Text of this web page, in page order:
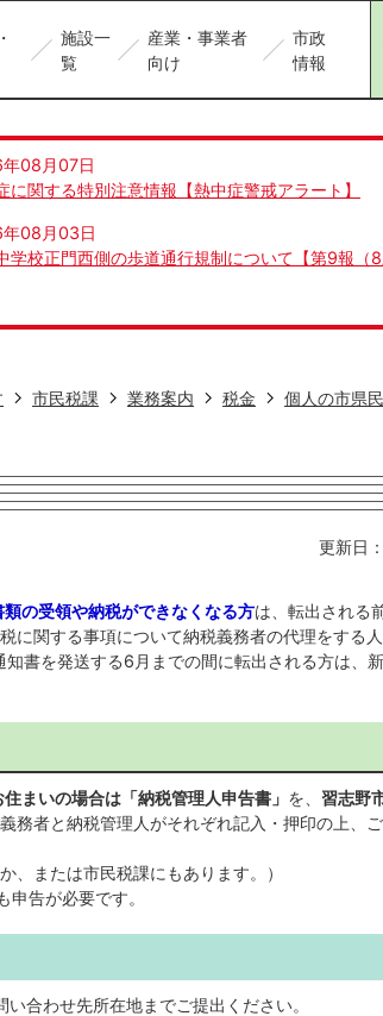
施設一
覧
産業・事業者
向け
市政
情報
08月07日
に関する特別注意情報【熱中症警戒アラート】
08月03日
学校正門西側の歩道通行規制について【第9報（
市民税課 業務案内 税金 個人の市県
更新日
の受領や納税ができなくなる方は、転出される
に関する事項について納税義務者の代理をする人
書を発送する6月までの間に転出される方は、
まいの場合は「納税管理人申告書」 を、 習志野
務者と納税管理人がそれぞれ記入・押印の上、ご
、または市民税課にもあります。）
告が必要です。
合わせ先所在地までご提出ください。